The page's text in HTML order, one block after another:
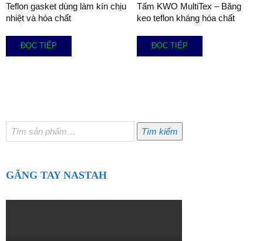
Teflon gasket dùng làm kín chịu
nhiệt và hóa chất
ĐỌC TIẾP
Tấm KWO MultiTex – Băng
keo teflon kháng hóa chất
ĐỌC TIẾP
Tìm
kiếm:
Tìm kiếm
GĂNG TAY NASTAH